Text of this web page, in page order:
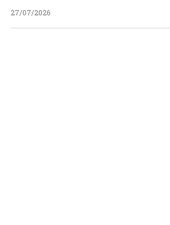
27/07/2026